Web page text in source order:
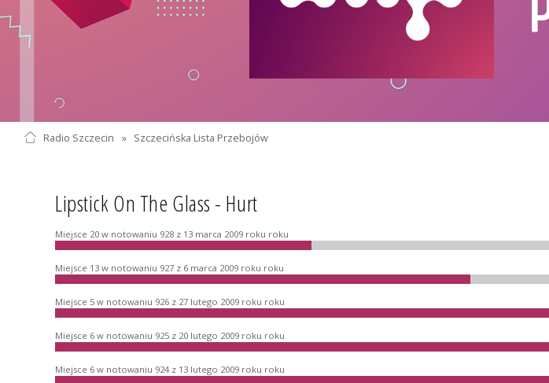
Radio Szczecin » Szczecińska Lista Przebojów
Lipstick On The Glass - Hurt
Miejsce 20 w notowaniu 928 z 13 marca 2009 roku roku
Miejsce 13 w notowaniu 927 z 6 marca 2009 roku roku
Miejsce 5 w notowaniu 926 z 27 lutego 2009 roku roku
Miejsce 6 w notowaniu 925 z 20 lutego 2009 roku roku
Miejsce 6 w notowaniu 924 z 13 lutego 2009 roku roku